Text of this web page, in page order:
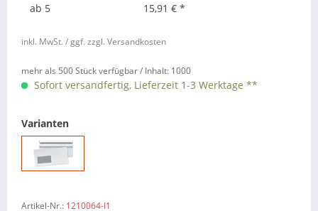
ab 5 15,91 € *
inkl. MwSt. / ggf. zzgl. Versandkosten
mehr als 500 Stück verfügbar / Inhalt: 1000
Sofort versandfertig, Lieferzeit 1-3 Werktage **
Varianten
Artikel-Nr.: 1210064-I1